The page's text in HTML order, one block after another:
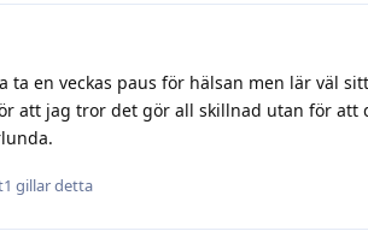
ta en veckas paus för hälsan men lär väl
att jag tror det gör all skillnad utan för att
gillar detta